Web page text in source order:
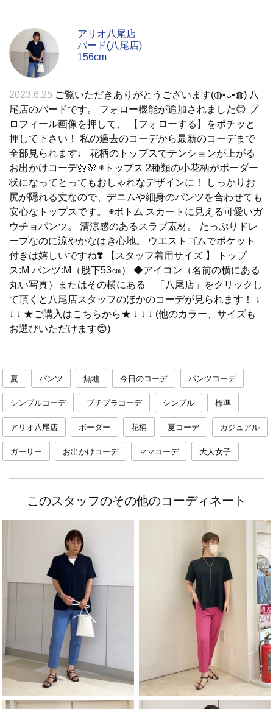
アリオ八尾店
バード(八尾店)
156cm
2023.6.25 ご覧いただきありがとうございます(◍•ᴗ•◍) 八
尾店のバードです。 フォロー機能が追加されました😊 プ
ロフィール画像を押して、 【フォローする】をポチッと
押して下さい！ 私の過去のコーデから最新のコーデまで
全部見られます♩ 花柄のトップスでテンションが上がる
お出かけコーデ🌼🌸 ◉トップス 2種類の小花柄がボーダー
状になってとってもおしゃれなデザインに！ しっかりお
尻が隠れる丈なので、デニムや細身のパンツを合わせても
安心なトップスです。 ◉ボトム スカートに見える可愛いガ
ウチョパンツ。 清涼感のあるスラブ素材。 たっぷりドレ
ープなのに涼やかなはき心地。 ウエストゴムでポケット
付きは嬉しいですね❣️ 【スタッフ着用サイズ 】 トップ
ス:M パンツ:M（股下53㎝） ◆アイコン（名前の横にある
丸い写真）またはその横にある 「八尾店」をクリックし
て頂くと八尾店スタッフのほかのコーデが見られます！ ↓
↓ ↓ ★ご購入はこちらから★ ↓ ↓ ↓ (他のカラー、サイズも
お選びいただけます😊)
夏 パンツ 無地 今日のコーデ パンツコーデ
シンプルコーデ プチプラコーデ シンプル 標準
アリオ八尾店 ボーダー 花柄 夏コーデ カジュアル
ガーリー お出かけコーデ ママコーデ 大人女子
このスタッフのその他のコーディネート